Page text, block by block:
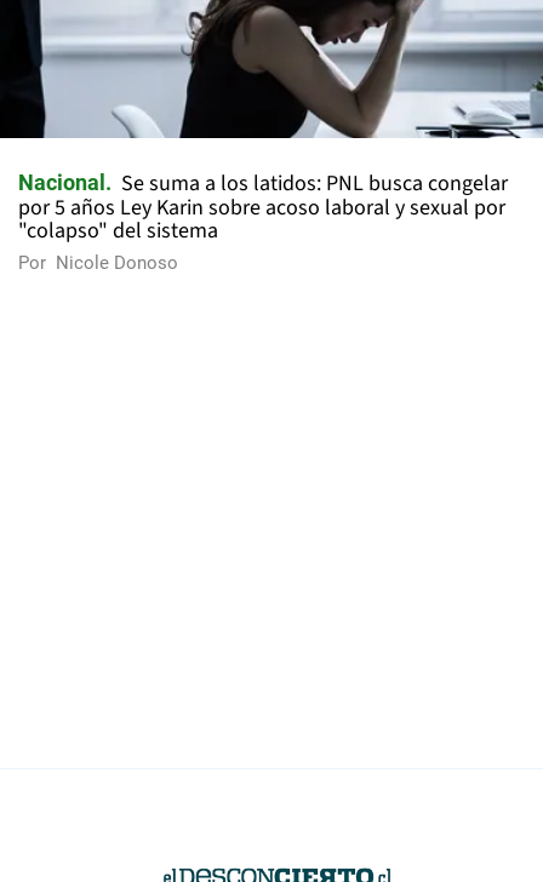
Nacional
Se suma a los latidos: PNL busca congelar
por 5 años Ley Karin sobre acoso laboral y sexual por
"colapso" del sistema
Por Nicole Donoso